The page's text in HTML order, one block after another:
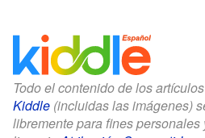
Todo el contenido de los
Kiddle (incluidas las imágenes)
libremente para fines